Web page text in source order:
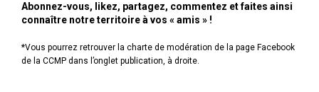
Abonnez-vous, likez, partagez, commentez et faites ainsi
connaître notre territoire à vos « amis » !
*Vous pourrez retrouver la charte de modération de la page Facebook
de la CCMP dans l’onglet publication, à droite.